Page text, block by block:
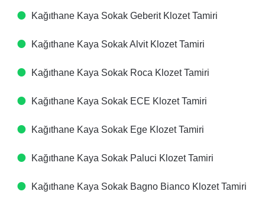
Kağıthane Kaya Sokak Geberit Klozet Tamiri
Kağıthane Kaya Sokak Alvit Klozet Tamiri
Kağıthane Kaya Sokak Roca Klozet Tamiri
Kağıthane Kaya Sokak ECE Klozet Tamiri
Kağıthane Kaya Sokak Ege Klozet Tamiri
Kağıthane Kaya Sokak Paluci Klozet Tamiri
Kağıthane Kaya Sokak Bagno Bianco Klozet Tamiri